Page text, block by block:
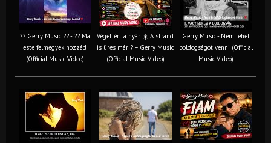
?? Gerry Music ?? - ?? Ma
este felmegyek hozzád
(Official Music Video)
Véget ért a nyár ☀️ A strand
is üres már ? – Gerry Music
(Official Music Video)
Gerry Music - Nem lehet
boldogságot venni (Official
Music Video)